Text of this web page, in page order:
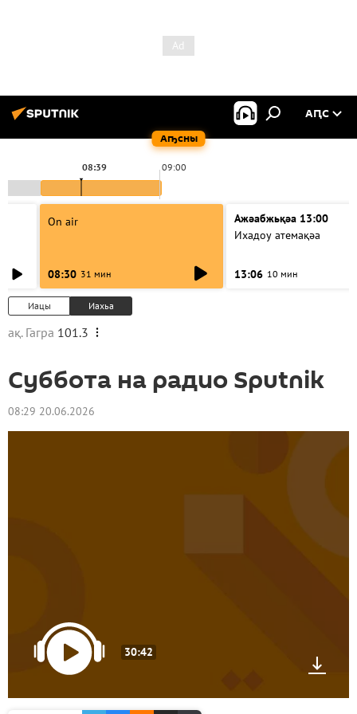
Аҧсны
АԤС
09:00
08:39
On air
08:30 31 мин
Ажәабжьқәа 13:00
Ихадоу атемақәа
13:06 10 мин
Иацы Иахьа
ақ. Гагра 101.3
Суббота на радио Sputnik
08:29 20.06.2026
30:42